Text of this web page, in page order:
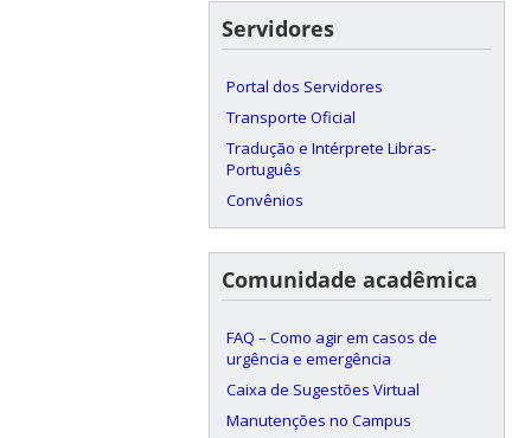
Servidores
Portal dos Servidores
Transporte Oficial
Tradução e Intérprete Libras-
Português
Convênios
Comunidade acadêmica
FAQ – Como agir em casos de
urgência e emergência
Caixa de Sugestões Virtual
Manutenções no Campus